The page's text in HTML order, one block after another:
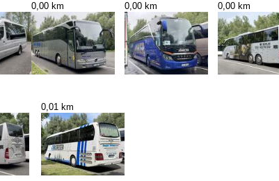
0,00 km 0,00 km 0,00 km
0,01 km